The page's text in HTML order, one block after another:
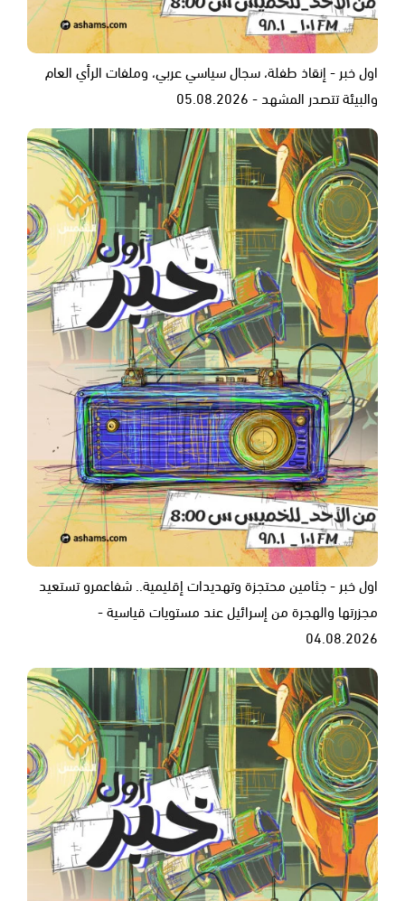
اول خبر - إنقاذ طفلة، سجال سياسي عربي، وملفات الرأي العام
والبيئة تتصدر المشهد - 05.08.2026
اول خبر - جثامين محتجزة وتهديدات إقليمية.. شفاعمرو تستعيد
مجزرتها والهجرة من إسرائيل عند مستويات قياسية -
04.08.2026